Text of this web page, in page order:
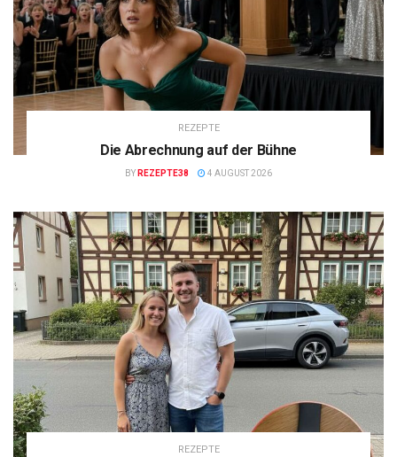
REZEPTE
Die Abrechnung auf der Bühne
BY REZEPTE38 4 AUGUST 2026
REZEPTE